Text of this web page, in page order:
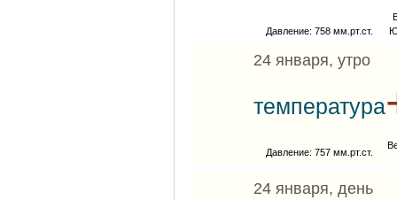
Давление: 758 мм.рт.ст.
24 января, утро
температура
Давление: 757 мм.рт.ст.
24 января, день